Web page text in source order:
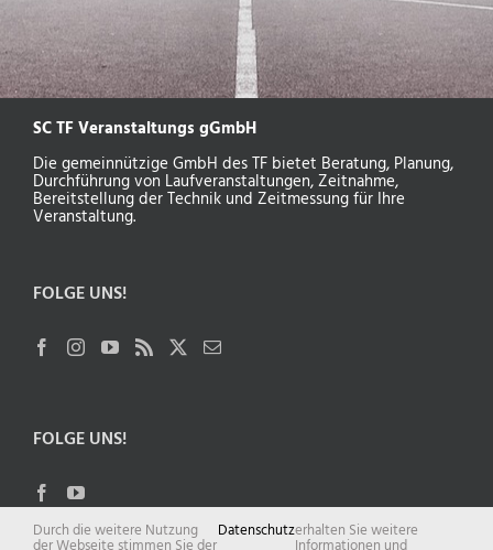
SC TF Veranstaltungs gGmbH
Die gemeinnützige GmbH des TF bietet Beratung, Planung,
Durchführung von Laufveranstaltungen, Zeitnahme,
Bereitstellung der Technik und Zeitmessung für Ihre
Veranstaltung.
FOLGE UNS!
FOLGE UNS!
Durch die weitere Nutzung Datenschutzerhalten Sie weitere